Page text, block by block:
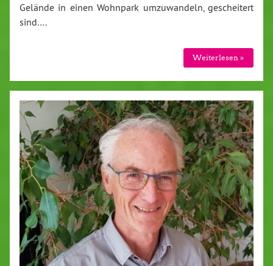
Gelände in einen Wohnpark umzuwandeln, gescheitert
sind….
Weiterlesen »